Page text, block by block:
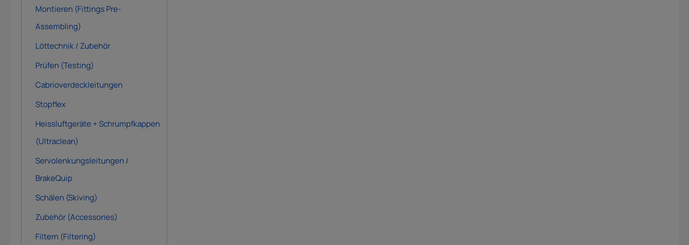
Montieren (Fittings Pre-
Assembling)
Löttechnik / Zubehör
Prüfen (Testing)
Cabrioverdeckleitungen
Stopflex
Heissluftgeräte + Schrumpfkappen
(Ultraclean)
Servolenkungsleitungen /
BrakeQuip
Schälen (Skiving)
Zubehör (Accessories)
Filtern (Filtering)